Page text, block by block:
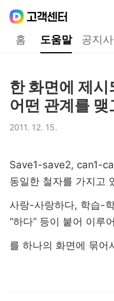
홈 도움말 공지
한 화면에 제
어떤 관계를
2011. 12. 15.
Save1-save2, can1-
동일한 철자를 가지고
사랑-사랑하다, 학습-
“하다” 등이 붙어 이루
를 하나의 화면에 묶어